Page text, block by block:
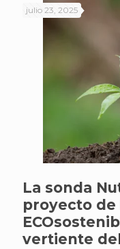
julio 23, 2025
La sonda
proyecto de
vertiente